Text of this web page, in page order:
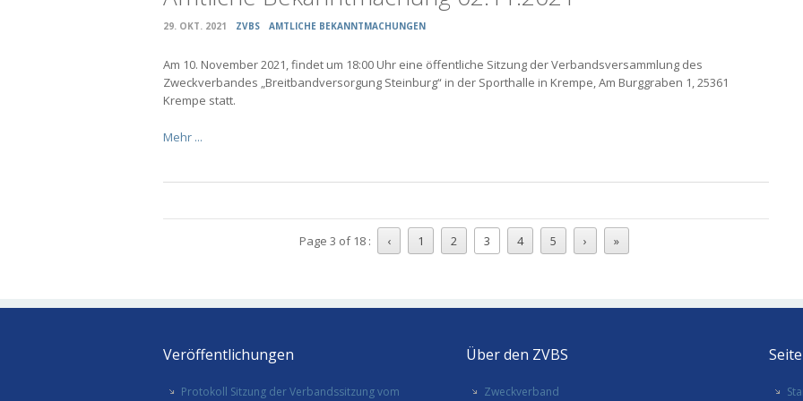
29. OKT. 2021 ZVBS AMTLICHE BEKANNTMACHUNGEN
Am 10. November 2021, findet um 18:00 Uhr eine öffentliche Sitzung der Verbandsversammlung des
Zweckverbandes „Breitbandversorgung Steinburg“ in der Sporthalle in Krempe, Am Burggraben 1, 25361
Krempe statt.
Mehr ...
Page 3 of 18 : ‹ 1 2 3 4 5 › »
Veröffentlichungen
Protokoll Sitzung der Verbandssitzung vom
Über den ZVBS
Zweckverband